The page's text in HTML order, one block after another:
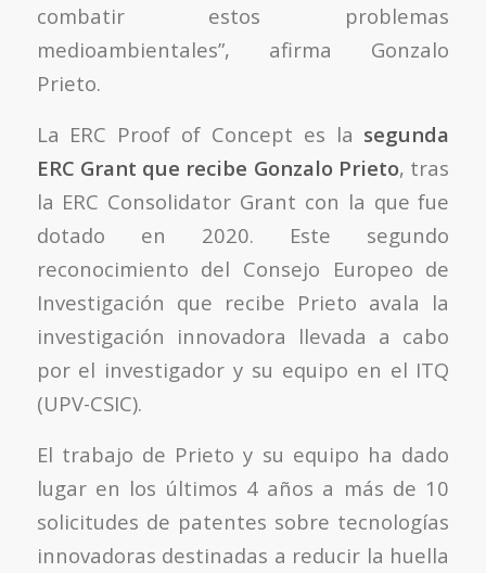
combatir estos problemas
medioambientales”, afirma Gonzalo
Prieto.
La ERC Proof of Concept es la segunda
ERC Grant que recibe Gonzalo Prieto, tras
la ERC Consolidator Grant con la que fue
dotado en 2020. Este segundo
reconocimiento del Consejo Europeo de
Investigación que recibe Prieto avala la
investigación innovadora llevada a cabo
por el investigador y su equipo en el ITQ
(UPV-CSIC).
El trabajo de Prieto y su equipo ha dado
lugar en los últimos 4 años a más de 10
solicitudes de patentes sobre tecnologías
innovadoras destinadas a reducir la huella